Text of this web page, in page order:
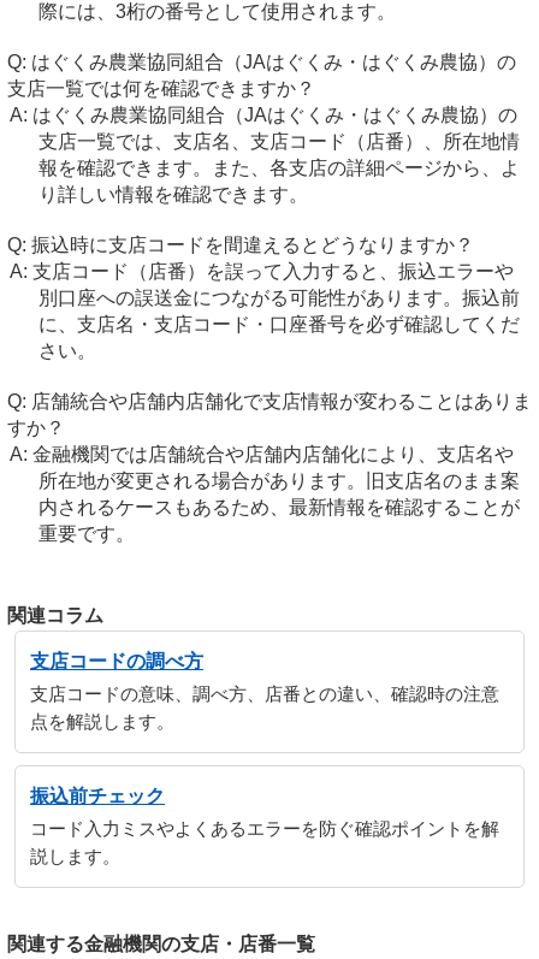
際には、3桁の番号として使用されます。
はぐくみ農業協同組合（JAはぐくみ・はぐくみ農協）の
支店一覧では何を確認できますか？
はぐくみ農業協同組合（JAはぐくみ・はぐくみ農協）の
支店一覧では、支店名、支店コード（店番）、所在地情
報を確認できます。また、各支店の詳細ページから、よ
り詳しい情報を確認できます。
振込時に支店コードを間違えるとどうなりますか？
支店コード（店番）を誤って入力すると、振込エラーや
別口座への誤送金につながる可能性があります。振込前
に、支店名・支店コード・口座番号を必ず確認してくだ
さい。
店舗統合や店舗内店舗化で支店情報が変わることはありま
すか？
金融機関では店舗統合や店舗内店舗化により、支店名や
所在地が変更される場合があります。旧支店名のまま案
内されるケースもあるため、最新情報を確認することが
重要です。
関連コラム
支店コードの調べ方
支店コードの意味、調べ方、店番との違い、確認時の注意
点を解説します。
振込前チェック
コード入力ミスやよくあるエラーを防ぐ確認ポイントを解
説します。
関連する金融機関の支店・店番一覧